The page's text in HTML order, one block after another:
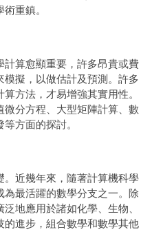
重鎮。
計算愈顯重要，許多昂貴或費
模擬，以做估計及預測。許多
方法，才易增強其實用性。
分方程、大型矩陣計算、數
方面的探討。
近幾年來，隨著計算機科學
最活躍的數學分支之一。除
地應用於諸如化學、生物、
進步，組合數學和數學其他